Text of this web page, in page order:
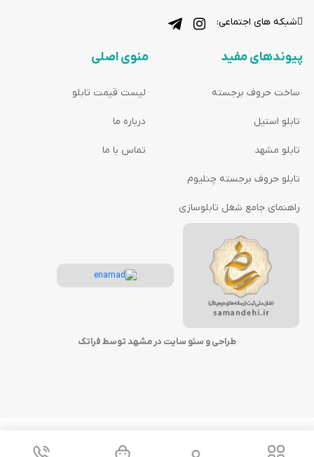
شبکه های اجتماعی:
پیوندهای مفید
ساخت حروف برجسته
تابلو استیل
تابلو مشهد
تابلو حروف برجسته چنلیوم
راهنمای جامع شغل تابلوسازی
منوی اصلی
لیست قیمت تابلو
درباره ما
تماس با ما
طراحی و سئو سایت در مشهد توسط فراتک